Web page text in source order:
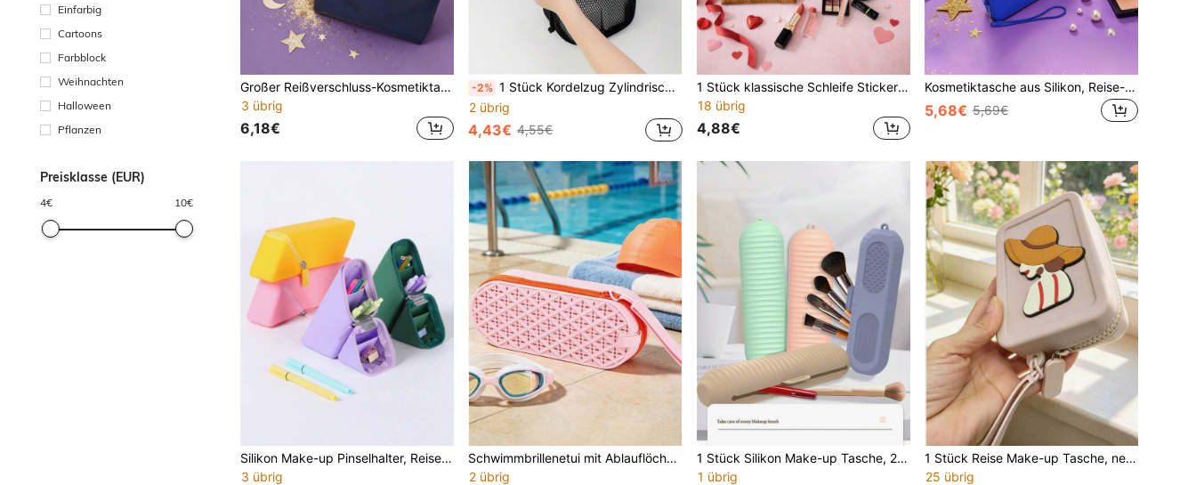
Einfarbig
Cartoons
Farbblock
Weihnachten
Halloween
Pflanzen
Preisklasse (EUR)
4€ 10€
Großer Reißverschluss-Kosmetiktasche, wasserdichter Make-up-Organizer für Herren & Damen Reise-Kulturtasche, multifunktionale praktische Aufbewahrungstasche für den täglichen und Reisegebrauch
3 übrig
6,18€
-2% 1 Stück Kordelzug Zylindrische Kosmetiktasche, Große Kapazität Reise Kulturtasche mit Mesh Design, Tragbare Kordelzug Tasche, Atmungsaktive Mesh Hautpflege & Kosmetik Organizer Tasche, Geeignet für Reisen
2 übrig
4,43€ 4,55€
1 Stück klassische Schleife Stickerei gesteppte 6 6,8 7 Zoll E-Reader Hülle Aufbewahrungstasche Zubehör Digitaltasche, Damen multifunktionale Aufbewahrungsartikel Handytasche Kopfhörertasche SA569P Tragetasche Schutzhülle für Kindle/Boox/Kob, Geschenk für Lehrer oder gute Freunde, unverzichtbare Aufbewahrungsartikel für die Schule
18 übrig
4,88€
Kosmetiktasche aus Silikon, Reise-Kulturtasche, süße, tragbare, wasserdichte Kosmetikaufbewahrungstasche mit Reißverschluss, Make-up-Organizer
5,68€ 5,69€
Silikon Make-up Pinselhalter, Reise Kulturbeutel Make-up Tasche, weiche tragbare geschichtete Pinsel Tasche Reise Make-up Pinsel Box, multifunktionale Aufbewahrungstasche, Party Geschenk Tasche, geeignetes Geschenk für Frauen
3 übrig
Schwimmbrillenetui mit Ablauflöchern und Reißverschluss-Clip, modische Aufbewahrung für Schwimmzubehör, Silikon-Schutzhülle
2 übrig
1 Stück Silikon Make-up Tasche, 2-in-1 Make-up Pinsel Halter und Waschpad, mit Aufhängehaken, einfarbige einfache Aufbewahrungstasche für Lippenstift/Augenbrauenstift/Pinsel, multifunktionale Kosmetiktasche, staubdichte Reise-Make-up-Tasche, Geschenke für Frauen, Weihnachtsgeschenke, Geschenkideen für Frauen, Tasche, Make-up-Tasche, Reise-Utensilien
1 übrig
1 Stück Reise Make-up Tasche, neue Silikonbeutel mit Tragegriff, einfarbige große wasserdichte Strandtasche mit hoher Kapazität, Kosmetiktasche, Münzbeutel, weiche Silikon-Kosmetiktasche, Make-up Organizer, tragbare multifunktionale Kulturtasche für den Außenbereich, Kopfhörertasche, Beutel-in-Beutel, Schlüsselhalter, geeignet für die Aufbewahrung und Organisation von Reiseutensilien
25 übrig